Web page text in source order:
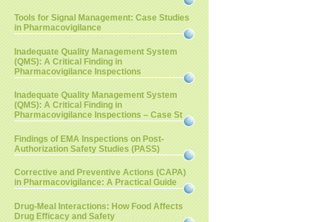
Tools for Signal Management: Case Studies
in Pharmacovigilance
Inadequate Quality Management System
(QMS): A Critical Finding in
Pharmacovigilance Inspections
Inadequate Quality Management System
(QMS): A Critical Finding in
Pharmacovigilance Inspections – Case St
Findings of EMA Inspections on Post-
Authorization Safety Studies (PASS)
Corrective and Preventive Actions (CAPA)
in Pharmacovigilance: A Practical Guide
Drug-Meal Interactions: How Food Affects
Drug Efficacy and Safety